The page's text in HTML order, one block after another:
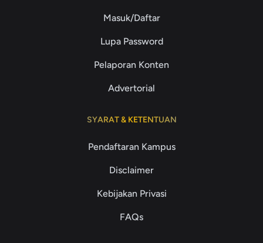
Masuk/Daftar
Lupa Password
Pelaporan Konten
Advertorial
SYARAT & KETENTUAN
Pendaftaran Kampus
Disclaimer
Kebijakan Privasi
FAQs